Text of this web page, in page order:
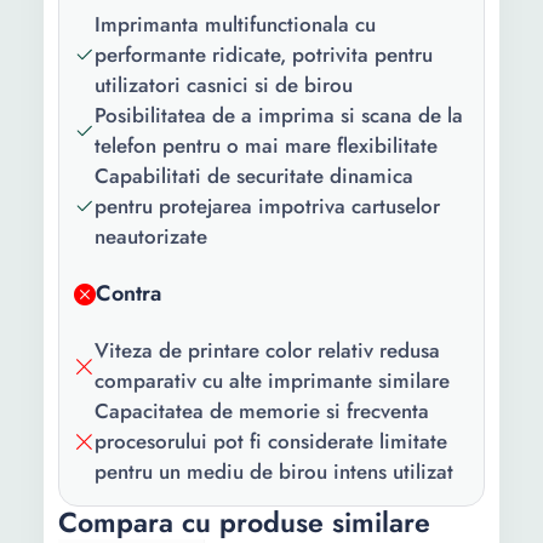
(5" x 8")/(13 x 20
cm)
Sistem de
operare
compatibil
macOS
Windows
Windows
Greutate 7.3 Kg
6.4 Kg
Lungime
Latime
Inaltime
159 mm
159 mm
Viteza
transmisie fax
- -
contacte
- -
Format general
imprimanta:
A4
Printare
fata/verso
(Duplex):
Manual
Alimentator
automat de
documente
(ADF):
Da
Functii
speciale:
All in one
Conectivitate:
Wi-Fi Retea
Cablu USB
inclus:
Nu
Imprimanta multifunctionala cu
performante ridicate, potrivita pentru
utilizatori casnici si de birou
Posibilitatea de a imprima si scana de la
telefon pentru o mai mare flexibilitate
Capabilitati de securitate dinamica
pentru protejarea impotriva cartuselor
neautorizate
Contra
Viteza de printare color relativ redusa
comparativ cu alte imprimante similare
Capacitatea de memorie si frecventa
procesorului pot fi considerate limitate
pentru un mediu de birou intens utilizat
Compara cu produse similare